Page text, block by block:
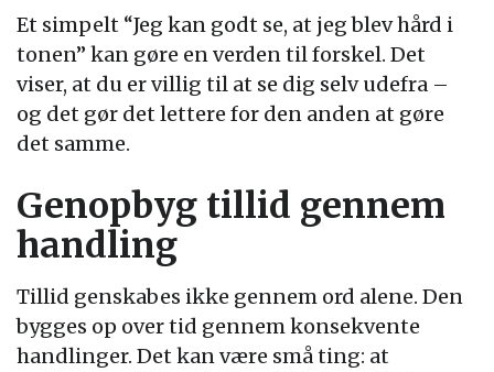
Et simpelt “Jeg kan godt se, at jeg blev hård i
tonen” kan gøre en verden til forskel. Det
viser, at du er villig til at se dig selv udefra –
og det gør det lettere for den anden at gøre
det samme.
Genopbyg tillid gennem
handling
Tillid genskabes ikke gennem ord alene. Den
bygges op over tid gennem konsekvente
handlinger. Det kan være små ting: at